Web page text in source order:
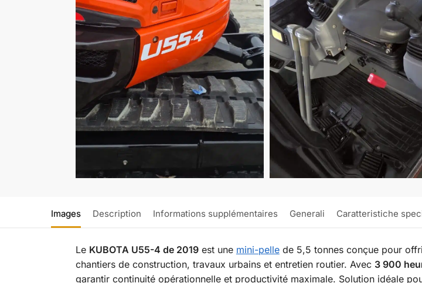
Images Description Informations supplémentaires Generali Caratteristiche
Le KUBOTA U55-4 de 2019est une mini-pellede 5,5 tonnes conçue pour
chantiers de construction, travaux urbains et entretien routier. Avec 3 900
garantir continuité opérationnelle et productivité maximale. Solution idéale